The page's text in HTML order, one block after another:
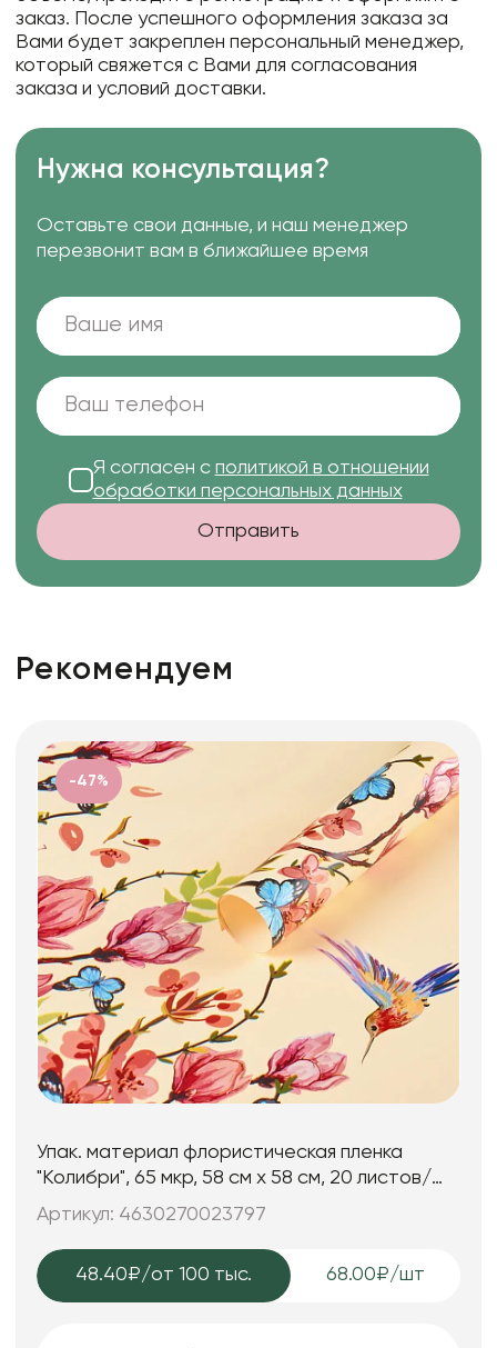
заказ. После успешного оформления заказа за
Вами будет закреплен персональный менеджер,
который свяжется с Вами для согласования
заказа и условий доставки.
Нужна консультация?
Оставьте свои данные, и наш менеджер
перезвонит вам в ближайшее время
Я согласен с политикой в отношении
обработки персональных данных
Отправить
Рекомендуем
-47%
Упак. материал флористическая пленка
"Колибри", 65 мкр, 58 см х 58 cм, 20 листов/
упак., шампань
Артикул: 4630270023797
48.40₽/от 100 тыс. 68.00₽/шт